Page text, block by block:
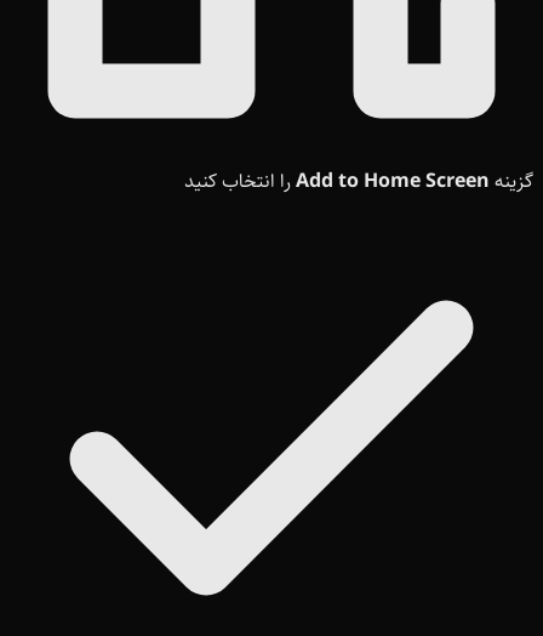
گزینه Add to Home Screenرا انتخاب کنید